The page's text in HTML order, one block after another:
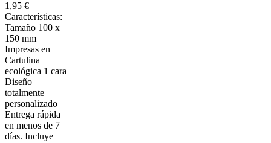
1,95 €
Características:
Tamaño 100 x
150 mm
Impresas en
Cartulina
ecológica 1 cara
Diseño
totalmente
personalizado
Entrega rápida
en menos de 7
días. Incluye